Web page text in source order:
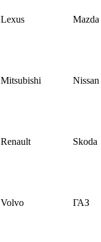
Lexus Mazda
Mitsubishi Nissan
Renault Skoda
Volvo ГАЗ